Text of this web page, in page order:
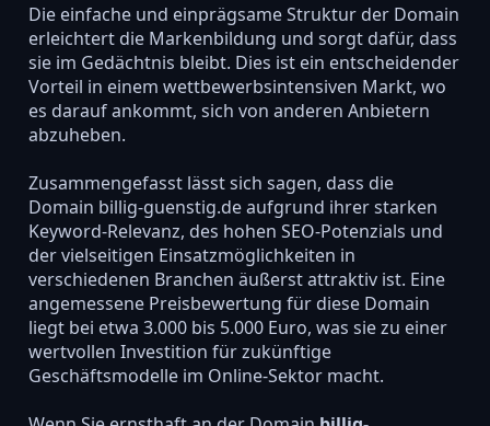
Die einfache und einprägsame Struktur der Domain
erleichtert die Markenbildung und sorgt dafür, dass
sie im Gedächtnis bleibt. Dies ist ein entscheidender
Vorteil in einem wettbewerbsintensiven Markt, wo
es darauf ankommt, sich von anderen Anbietern
abzuheben.
Zusammengefasst lässt sich sagen, dass die
Domain billig-guenstig.de aufgrund ihrer starken
Keyword-Relevanz, des hohen SEO-Potenzials und
der vielseitigen Einsatzmöglichkeiten in
verschiedenen Branchen äußerst attraktiv ist. Eine
angemessene Preisbewertung für diese Domain
liegt bei etwa 3.000 bis 5.000 Euro, was sie zu einer
wertvollen Investition für zukünftige
Geschäftsmodelle im Online-Sektor macht.